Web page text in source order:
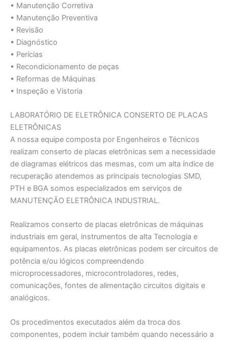
• Manutenção Corretiva
• Manutenção Preventiva
• Revisão
• Diagnóstico
• Perícias
• Recondicionamento de peças
• Reformas de Máquinas
• Inspeção e Vistoria
LABORATÓRIO DE ELETRÔNICA CONSERTO DE PLACAS
ELETRÔNICAS
A nossa equipe composta por Engenheiros e Técnicos
realizam conserto de placas eletrônicas sem a necessidade
de diagramas elétricos das mesmas, com um alta índice de
recuperação atendemos as principais tecnologias SMD,
PTH e BGA somos especializados em serviços de
MANUTENÇĀO ELETRÔNICA INDUSTRIAL.
Realizamos conserto de placas eletrônicas de máquinas
industriais em geral, instrumentos de alta Tecnologia e
equipamentos. As placas eletrônicas podem ser circuitos de
potência e/ou lógicos compreendendo
microprocessadores, microcontroladores, redes,
comunicações, fontes de alimentação circuitos digitais e
analógicos.
Os procedimentos executados além da troca dos
componentes, podem incluir também quando necessário a